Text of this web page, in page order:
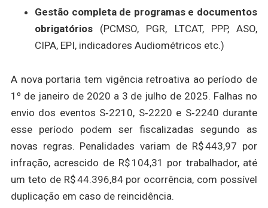
Gestão completa de programas e documentos
obrigatórios(PCMSO, PGR, LTCAT, PPP, ASO,
CIPA, EPI, indicadores Audiométricos etc.)
A nova portaria tem vigência retroativa ao período de
1º de janeiro de 2020 a 3 de julho de 2025. Falhas no
envio dos eventos S‑2210, S‑2220 e S‑2240 durante
esse período podem ser fiscalizadas segundo as
novas regras. Penalidades variam de R$ 443,97 por
infração, acrescido de R$ 104,31 por trabalhador, até
um teto de R$ 44.396,84 por ocorrência, com possível
duplicação em caso de reincidência.